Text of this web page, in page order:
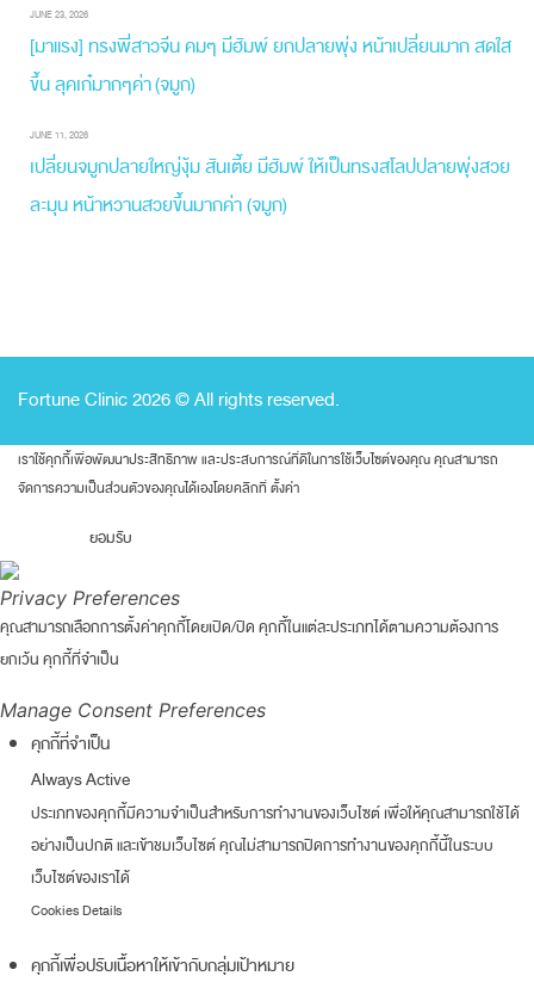
JUNE 23, 2026
[มาแรง] ทรงพี่สาวจีน คมๆ มีฮัมพ์ ยกปลายพุ่ง หน้าเปลี่ยนมาก สดใส
ขึ้น ลุคเก๋มากๆค่า (จมูก)
JUNE 11, 2026
เปลี่ยนจมูกปลายใหญ่งุ้ม สันเตี้ย มีฮัมพ์ ให้เป็นทรงสโลปปลายพุ่งสวย
ละมุน หน้าหวานสวยขึ้นมากค่า (จมูก)
Fortune Clinic 2026 © All rights reserved.
เราใช้คุกกี้เพื่อพัฒนาประสิทธิภาพ และประสบการณ์ที่ดีในการใช้เว็บไซต์ของคุณ คุณสามารถ
จัดการความเป็นส่วนตัวของคุณได้เองโดยคลิกที่ตั้งค่า
ยอมรับ
Privacy Preferences
คุณสามารถเลือกการตั้งค่าคุกกี้โดยเปิด/ปิด คุกกี้ในแต่ละประเภทได้ตามความต้องการ
ยกเว้น คุกกี้ที่จำเป็น
Manage Consent Preferences
คุกกี้ที่จำเป็น
Always Active
ประเภทของคุกกี้มีความจำเป็นสำหรับการทำงานของเว็บไซต์ เพื่อให้คุณสามารถใช้ได้
อย่างเป็นปกติ และเข้าชมเว็บไซต์ คุณไม่สามารถปิดการทำงานของคุกกี้นี้ในระบบ
เว็บไซต์ของเราได้
Cookies Details
คุกกี้เพื่อปรับเนื้อหาให้เข้ากับกลุ่มเป้าหมาย